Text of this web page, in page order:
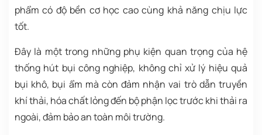
phẩm có độ bền cơ học cao cùng khả năng chịu lực
tốt.
Đây là một trong những phụ kiện quan trọng của hệ
thống hút bụi công nghiệp, không chỉ xử lý hiệu quả
bụi khô, bụi ẩm mà còn đảm nhận vai trò dẫn truyền
khí thải, hóa chất lỏng đến bộ phận lọc trước khi thải ra
ngoài, đảm bảo an toàn môi trường.